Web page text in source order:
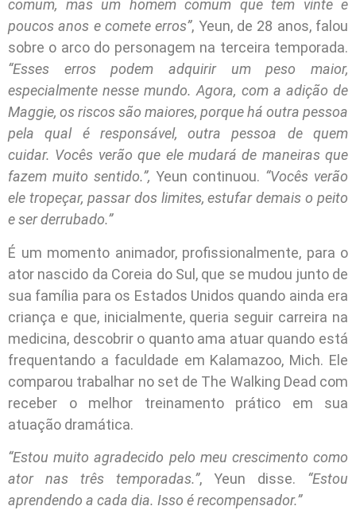
comum, mas um homem comum que tem vinte e
poucos anos e comete erros”, Yeun, de 28 anos, falou
sobre o arco do personagem na terceira temporada.
“Esses erros podem adquirir um peso maior,
especialmente nesse mundo. Agora, com a adição de
Maggie, os riscos são maiores, porque há outra pessoa
pela qual é responsável, outra pessoa de quem
cuidar. Vocês verão que ele mudará de maneiras que
fazem muito sentido.”, Yeun continuou. “Vocês verão
ele tropeçar, passar dos limites, estufar demais o peito
e ser derrubado.”
É um momento animador, profissionalmente, para o
ator nascido da Coreia do Sul, que se mudou junto de
sua família para os Estados Unidos quando ainda era
criança e que, inicialmente, queria seguir carreira na
medicina, descobrir o quanto ama atuar quando está
frequentando a faculdade em Kalamazoo, Mich. Ele
comparou trabalhar no set de The Walking Dead com
receber o melhor treinamento prático em sua
atuação dramática.
“Estou muito agradecido pelo meu crescimento como
ator nas três temporadas.”, Yeun disse. “Estou
aprendendo a cada dia. Isso é recompensador.”